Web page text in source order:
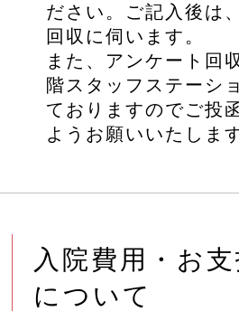
ださい。ご記入後は
回収に伺います。
また、アンケート回
階スタッフステーシ
ておりますのでご投
ようお願いいたしま
入院費用・お
について